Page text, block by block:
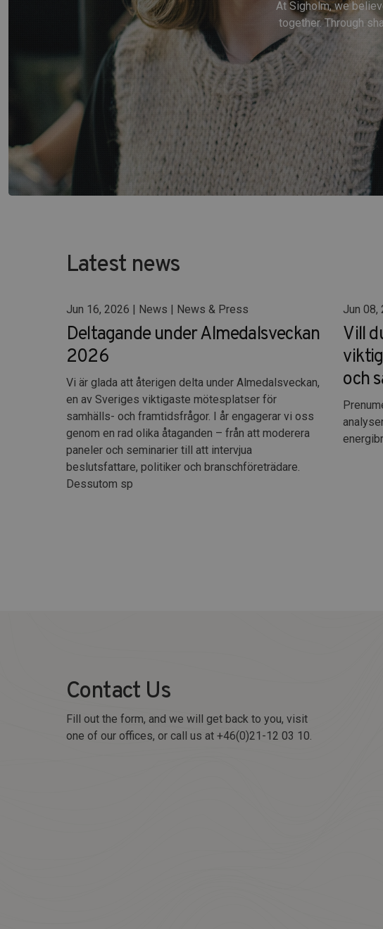
At Sigholm, we
together. Through
Latest news
Jun 16, 2026 | News | News & Press
Deltagande under Almedalsveckan
2026
Vi är glada att återigen delta under Almedalsveckan,
en av Sveriges viktigaste mötesplatser för
samhälls- och framtidsfrågor. I år engagerar vi oss
genom en rad olika åtaganden – från att moderera
paneler och seminarier till att intervjua
beslutsfattare, politiker och branschföreträdare.
Dessutom sp
Jun
Vill
och
Contact Us
Fill out the form, and we will get back to you, visit
one of our offices, or call us at +46(0)21-12 03 10.